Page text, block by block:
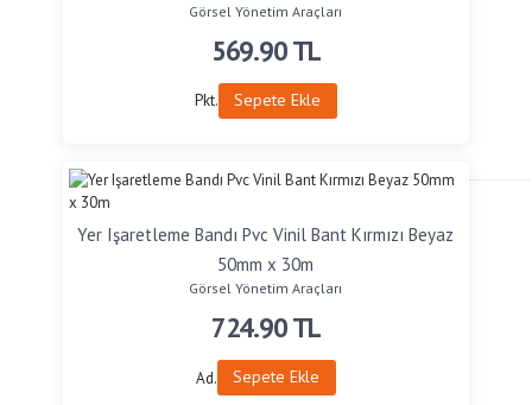
Görsel Yönetim Araçları
569.90TL
Pkt. Sepete Ekle
Yer Işaretleme Bandı Pvc Vinil Bant Kırmızı Beyaz
50mm x 30m
Görsel Yönetim Araçları
724.90TL
Ad. Sepete Ekle